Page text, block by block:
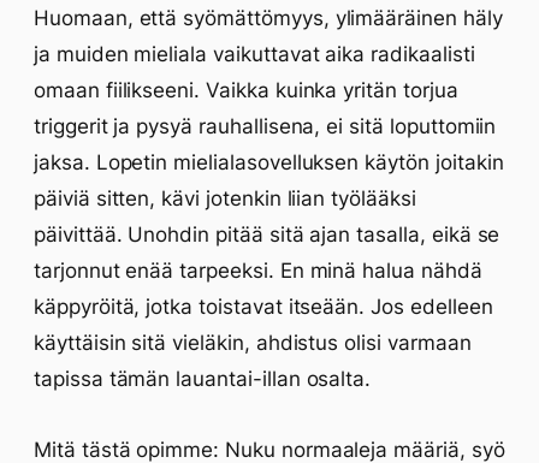
Huomaan, että syömättömyys, ylimääräinen häly
ja muiden mieliala vaikuttavat aika radikaalisti
omaan fiilikseeni. Vaikka kuinka yritän torjua
triggerit ja pysyä rauhallisena, ei sitä loputtomiin
jaksa. Lopetin mielialasovelluksen käytön joitakin
päiviä sitten, kävi jotenkin liian työlääksi
päivittää. Unohdin pitää sitä ajan tasalla, eikä se
tarjonnut enää tarpeeksi. En minä halua nähdä
käppyröitä, jotka toistavat itseään. Jos edelleen
käyttäisin sitä vieläkin, ahdistus olisi varmaan
tapissa tämän lauantai-illan osalta.
Mitä tästä opimme: Nuku normaaleja määriä, syö